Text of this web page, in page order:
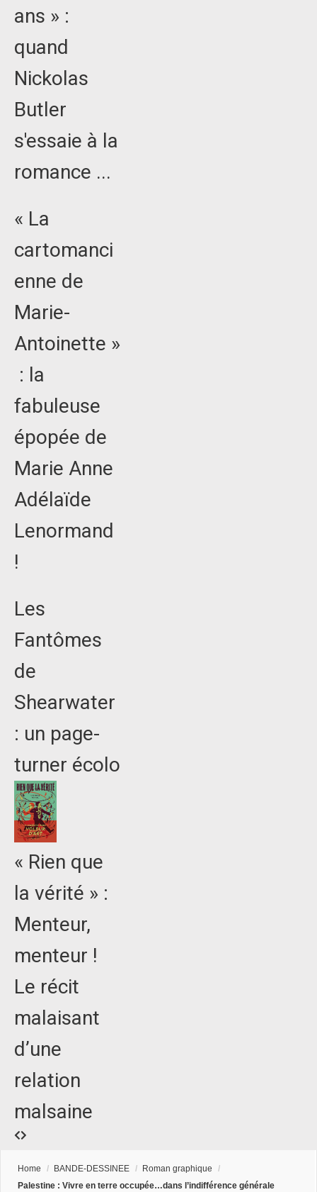
ans » :
quand
Nickolas
Butler
s'essaie à la
romance ...
« La
cartomanci
enne de
Marie-
Antoinette »
: la
fabuleuse
épopée de
Marie Anne
Adélaïde
Lenormand
!
Les
Fantômes
de
Shearwater
: un page-
turner écolo
« Rien que
la vérité » :
Menteur,
menteur !
Le récit
malaisant
d’une
relation
malsaine
Home / BANDE-DESSINEE / Roman graphique
/
Palestine : Vivre en terre occupée…dans l’indifférence générale